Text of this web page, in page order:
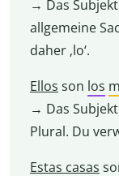
→ Das
allgemeine
daher ‚lo‘.
Ellos son los
→ Das
Plural. Du
Estas casas